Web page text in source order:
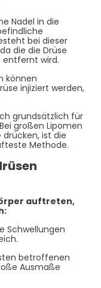
Nadel in die
bei dieser
die die Drüse
entfernt wird.
können
injiziert werden,
grundsätzlich für
großen Lipomen
ist die
Methode.
auftreten,
Schwellungen
betroffenen
Ausmaße